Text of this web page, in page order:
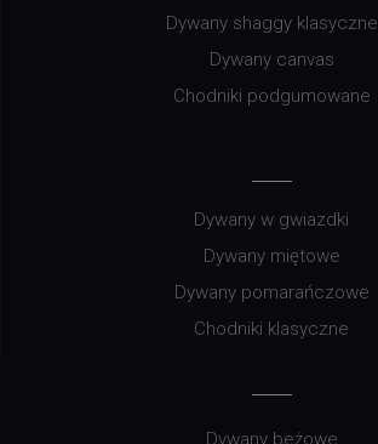
Dywany shaggy klasyczne
Dywany canvas
Chodniki podgumowane
Dywany w gwiazdki
Dywany miętowe
Dywany pomarańczowe
Chodniki klasyczne
Dywany beżowe